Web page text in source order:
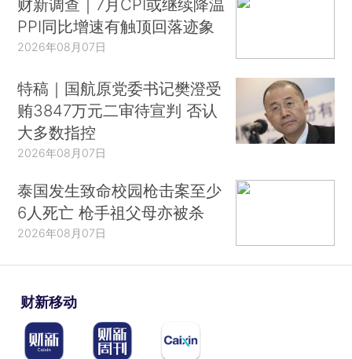
财新调查｜7月CPI或继续降温
PPI同比增速有触顶回落迹象
2026年08月07日
特稿｜国航原党委书记樊澄受
贿3847万元二审待宣判 否认
大多数指控
2026年08月07日
泰国发生致命校园枪击案至少
6人死亡 枪手祖父母亦被杀
2026年08月07日
财新移动